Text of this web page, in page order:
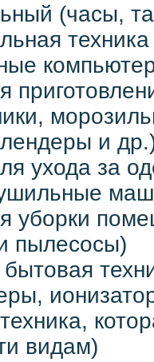
(часы,
и
ухода за
уборки
пылесосы)
видам)